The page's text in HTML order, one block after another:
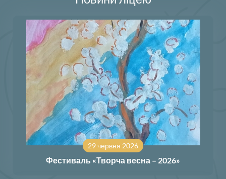
29 червня 2026
Фестиваль «Творча весна – 2026»